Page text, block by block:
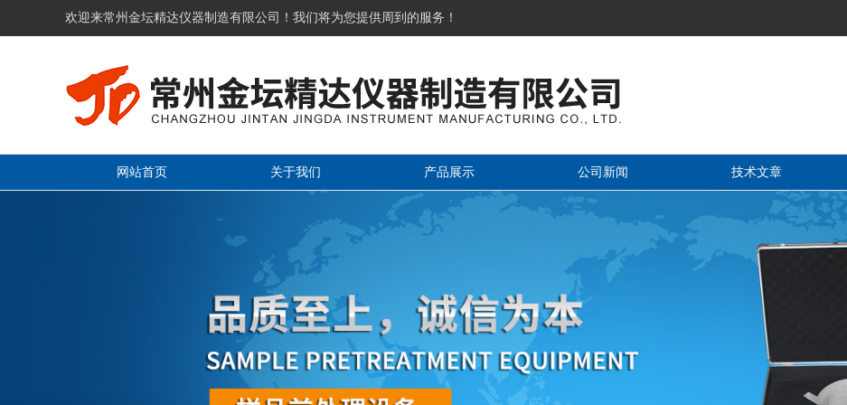
欢迎来常州金坛精达仪器制造有限公司！我们将为您提供周到的服务！
网站首页 关于我们 产品展示 公司新闻 技术文章